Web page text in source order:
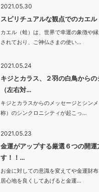
2021.05.30
スピリチュアルな観点でのカエ
カエル（蛙）は、世界で幸運の象徴や
されており、ご神仏さまの使い…
2021.05.24
キジとカラス、２羽の白鳥から
（左右対…
キジとカラスからのメッセージとシン
称）のシンクロニシティが起こっ…
2021.05.23
金運がアップする厳選６つの開運
す！！…
お金に対しての意識を変えてや金運財
居心地を良くしてあげると金運…